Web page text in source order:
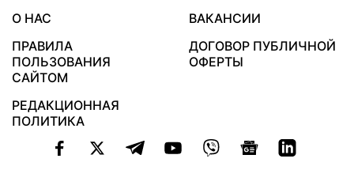
О НАС
ВАКАНСИИ
ПРАВИЛА
ПОЛЬЗОВАНИЯ
САЙТОМ
ДОГОВОР ПУБЛИЧНОЙ
ОФЕРТЫ
РЕДАКЦИОННАЯ
ПОЛИТИКА